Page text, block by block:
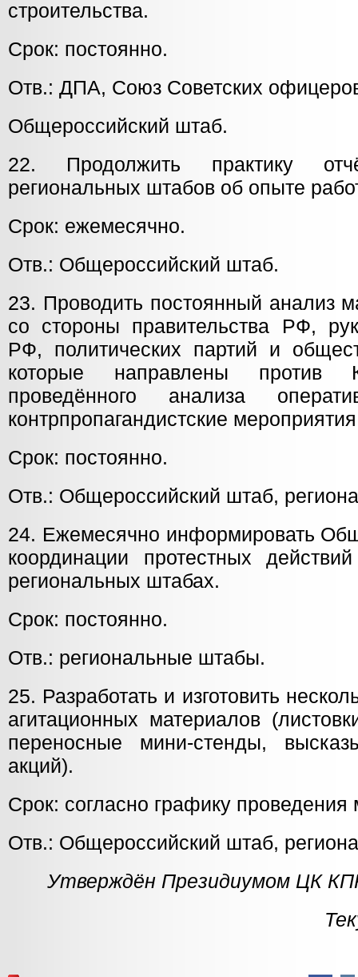
строительства.
Срок: постоянно.
Отв.: ДПА, Союз Советских
Общероссийский штаб.
22. Продолжить практику
региональных штабов об опыте
Срок: ежемесячно.
Отв.: Общероссийский штаб.
23. Проводить постоянный анализ
со стороны правительства РФ,
РФ, политических партий и
которые направлены
проведённого анализа
контрпропагандистские
Срок: постоянно.
Отв.: Общероссийский штаб,
24. Ежемесячно информировать
координации протестных
региональных штабах.
Срок: постоянно.
Отв.: региональные штабы.
25. Разработать и изготовить
агитационных материалов
переносные мини-стенды,
акций).
Срок: согласно графику проведения
Отв.: Общероссийский штаб,
Утверждён Президиумом ЦК